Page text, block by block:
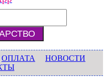
ОПЛАТА
НОВОСТИ